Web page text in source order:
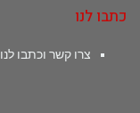
כתבו לנו
צרו קשר וכתבו לנו